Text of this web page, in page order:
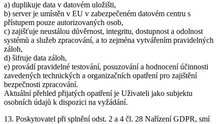
a) duplikuje data v datovém uložišti,
b) server je umístěn v EU v zabezpečeném datovém centru s
přístupem pouze autorizovaných osob,
c) zajišťuje neustálou důvěrnost, integritu, dostupnost a odolnost
systémů a služeb zpracování, a to zejména vytvářením pravidelných
záloh,
d) šifruje data záloh,
e) provádí pravidelné testování, posuzování a hodnocení účinnosti
zavedených technických a organizačních opatření pro zajištění
bezpečnosti zpracování.
Aktuální přehled přijatých opatření je Uživateli jako subjektu
osobních údajů k dispozici na vyžádání.
13. Poskytovatel při splnění odst. 2 a 4 čl. 28 Nařízení GDPR, smí